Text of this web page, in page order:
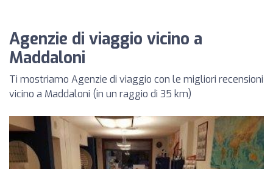
Agenzie di viaggio vicino a
Maddaloni
Ti mostriamo Agenzie di viaggio con le migliori recensioni
vicino a Maddaloni (in un raggio di 35 km)